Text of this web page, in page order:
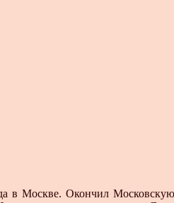
Москве. Окончил Московскую